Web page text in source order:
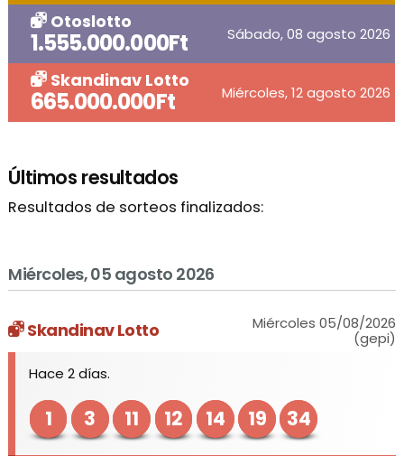
Otoslotto
1.555.000.000Ft Sábado, 08 agosto 2026
Skandinav Lotto
665.000.000Ft Miércoles, 12 agosto 2026
Últimos resultados
Resultados de sorteos finalizados:
Miércoles, 05 agosto 2026
Skandinav Lotto
Miércoles 05/08/2026
(gepi)
Hace 2 días.
1 3 11 12 14 19 34